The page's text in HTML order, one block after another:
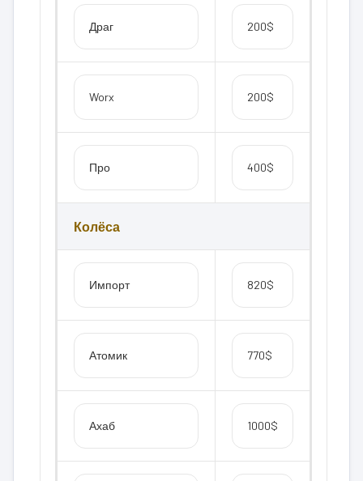
Драг 200$
Worx 200$
Про 400$
Колёса
Импорт 820$
Атомик 770$
Ахаб 1000$